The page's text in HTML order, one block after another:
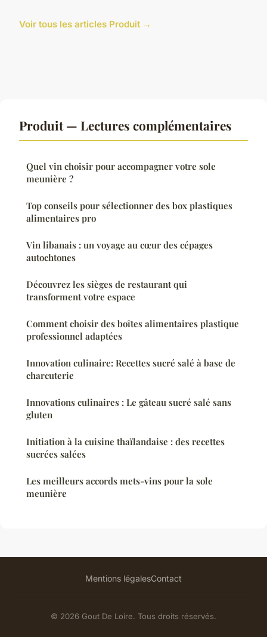
Voir tous les articles Produit →
Produit — Lectures complémentaires
Quel vin choisir pour accompagner votre sole
meunière ?
Top conseils pour sélectionner des box plastiques
alimentaires pro
Vin libanais : un voyage au cœur des cépages
autochtones
Découvrez les sièges de restaurant qui
transforment votre espace
Comment choisir des boîtes alimentaires plastique
professionnel adaptées
Innovation culinaire: Recettes sucré salé à base de
charcuterie
Innovations culinaires : Le gâteau sucré salé sans
gluten
Initiation à la cuisine thaïlandaise : des recettes
sucrées salées
Les meilleurs accords mets-vins pour la sole
meunière
Mentions légalesContact
© 2026 Gout De Loire. Tous droits réservés.